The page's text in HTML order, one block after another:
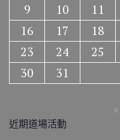
9
10 11
16
17 18
23
24 25
30
31
近期道場活動